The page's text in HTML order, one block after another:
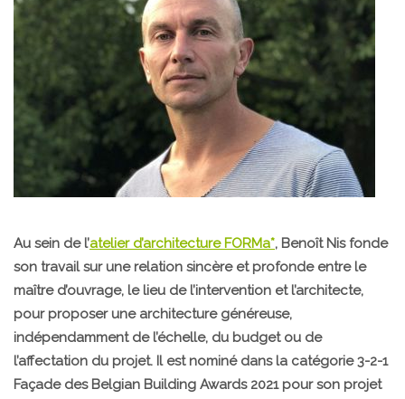
Au sein de l’atelier d’architecture FORMa*, Benoît Nis fonde
son travail sur une relation sincère et profonde entre le
maître d’ouvrage, le lieu de l’intervention et l’architecte,
pour proposer une architecture généreuse,
indépendamment de l’échelle, du budget ou de
l’affectation du projet. Il est nominé dans la catégorie 3-2-1
Façade des Belgian Building Awards 2021 pour son projet